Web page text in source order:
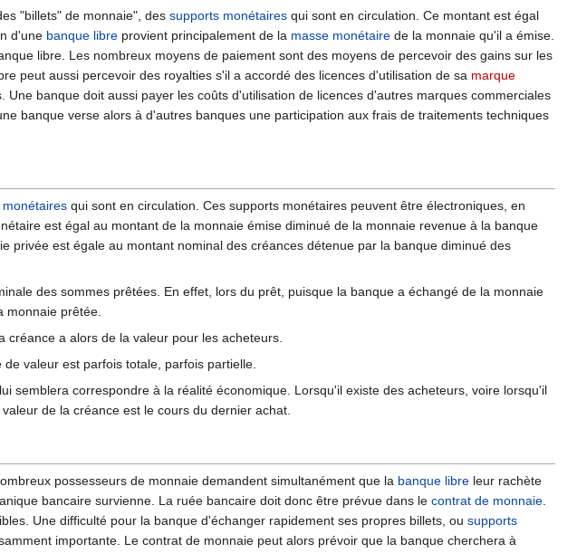
"billets" de monnaie", des supports monétaires qui sont en circulation. Ce montant est égal
d'une banque libre provient principalement de la masse monétaire de la monnaie qu'il a émise.
libre. Les nombreux moyens de paiement sont des moyens de percevoir des gains sur les
peut aussi percevoir des royalties s'il a accordé des licences d'utilisation de sa marque
banque doit aussi payer les coûts d'utilisation de licences d'autres marques commerciales
banque verse alors à d'autres banques une participation aux frais de traitements techniques
qui sont en circulation. Ces supports monétaires peuvent être électroniques, en
est égal au montant de la monnaie émise diminué de la monnaie revenue à la banque
est égale au montant nominal des créances détenue par la banque diminué des
des sommes prêtées. En effet, lors du prêt, puisque la banque a échangé de la monnaie
monnaie prêtée.
créance a alors de la valeur pour les acheteurs.
valeur est parfois totale, parfois partielle.
semblera correspondre à la réalité économique. Lorsqu'il existe des acheteurs, voire lorsqu'il
de la créance est le cours du dernier achat.
possesseurs de monnaie demandent simultanément que la banque libre leur rachète
bancaire survienne. La ruée bancaire doit donc être prévue dans le contrat de monnaie.
Une difficulté pour la banque d'échanger rapidement ses propres billets, ou supports
importante. Le contrat de monnaie peut alors prévoir que la banque cherchera à